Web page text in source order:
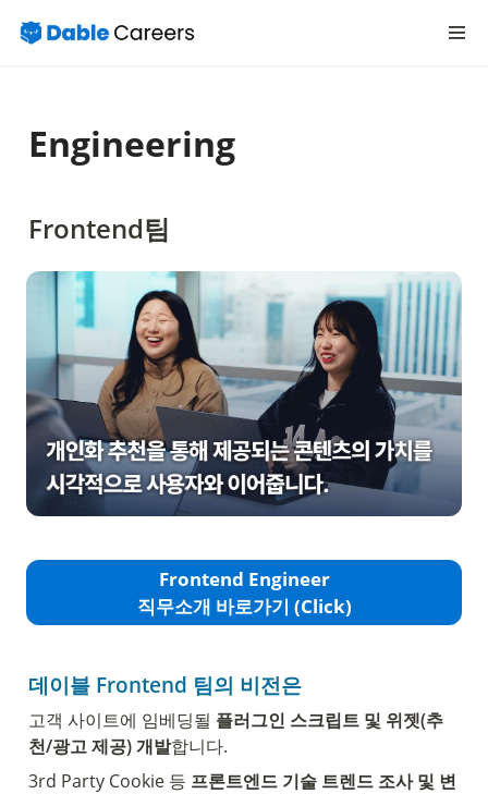
Engineering
Frontend팀
Frontend Engineer
직무소개 바로가기 (Click)
데이블 Frontend 팀의 비전은
고객 사이트에 임베딩될 플러그인 스크립트 및 위젯(추
천/광고 제공) 개발합니다.
3rd Party Cookie 등 프론트엔드 기술 트렌드 조사 및 변